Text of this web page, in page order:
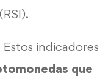
Estos indicadores
que